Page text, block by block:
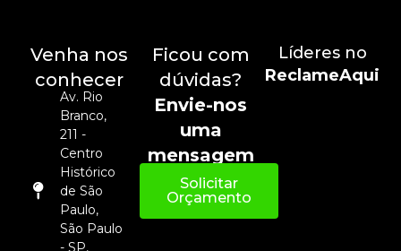
Venha nos
conhecer
Av. Rio
Branco,
211 -
Centro
Histórico
de São
Paulo,
São Paulo
- SP,
Ficou com
dúvidas?
Envie-nos
uma
mensagem
Solicitar
Orçamento
Líderes no
ReclameAqui